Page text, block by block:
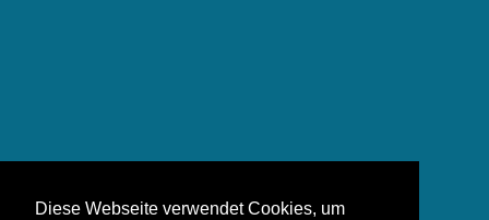
Diese Webseite verwendet Cookies, um